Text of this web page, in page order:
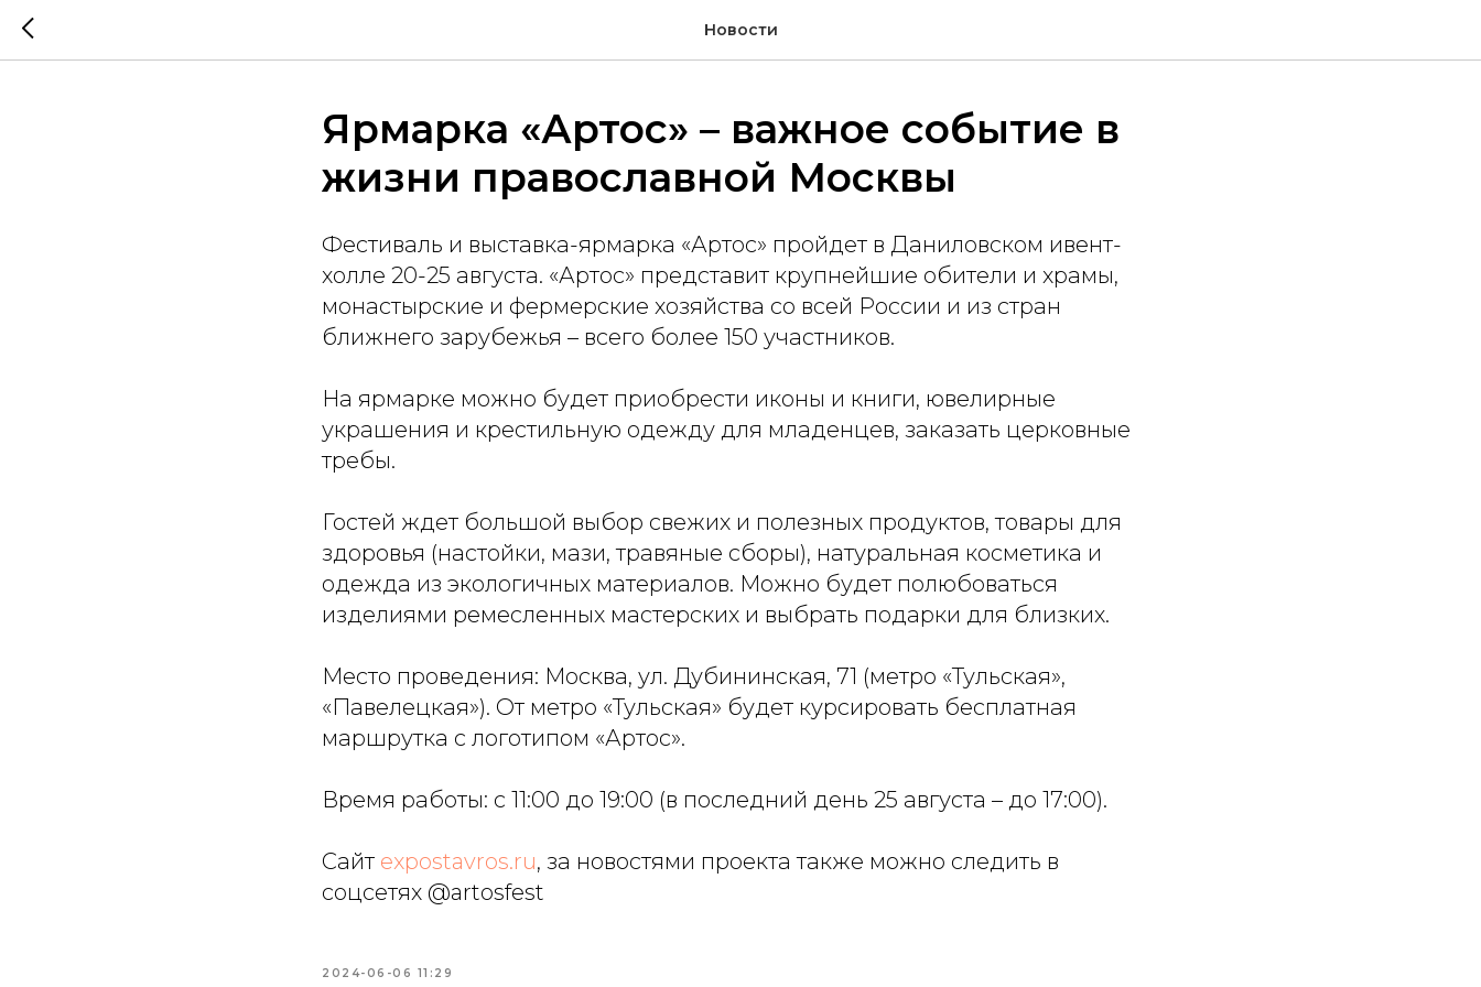
Новости
Ярмарка «Артос» – важное событие в
жизни православной Москвы
Фестиваль и выставка-ярмарка «Артос» пройдет в Даниловском ивент-
холле 20-25 августа. «Артос» представит крупнейшие обители и храмы,
монастырские и фермерские хозяйства со всей России и из стран
ближнего зарубежья – всего более 150 участников.
На ярмарке можно будет приобрести иконы и книги, ювелирные
украшения и крестильную одежду для младенцев, заказать церковные
требы.
Гостей ждет большой выбор свежих и полезных продуктов, товары для
здоровья (настойки, мази, травяные сборы), натуральная косметика и
одежда из экологичных материалов. Можно будет полюбоваться
изделиями ремесленных мастерских и выбрать подарки для близких.
Место проведения: Москва, ул. Дубининская, 71 (метро «Тульская»,
«Павелецкая»). От метро «Тульская» будет курсировать бесплатная
маршрутка с логотипом «Артос».
Время работы: с 11:00 до 19:00 (в последний день 25 августа – до 17:00).
Сайт expostavros.ru, за новостями проекта также можно следить в
соцсетях @artosfest
2024-06-06 11:29